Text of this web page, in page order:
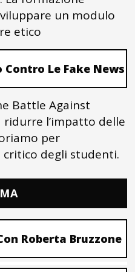
un modulo
etico
Le Fake News
Battle Against
ridurre l’impatto delle
per
degli studenti.
Roberta Bruzzone